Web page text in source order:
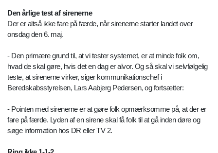
Den årlige test af sirenerne
Der er altså ikke fare på færde, når sirenerne starter landet over
onsdag den 6. maj.
- Den primære grund til, at vi tester systemet, er at minde folk om,
hvad de skal gøre, hvis det en dag er alvor. Og så skal vi selvfølgelig
teste, at sirenerne virker, siger kommunikationschef i
Beredskabsstyrelsen, Lars Aabjerg Pedersen, og fortsætter:
- Pointen med sirenerne er at gøre folk opmærksomme på, at der er
fare på færde. Lyden af en sirene skal få folk til at gå inden døre og
søge information hos DR eller TV 2.